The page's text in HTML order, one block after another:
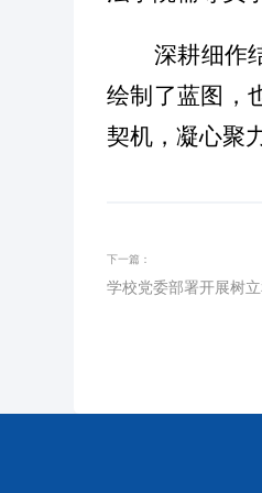
深耕细作
绘制了蓝图，
契机，凝心聚
下一篇：
学校党委部署开展树